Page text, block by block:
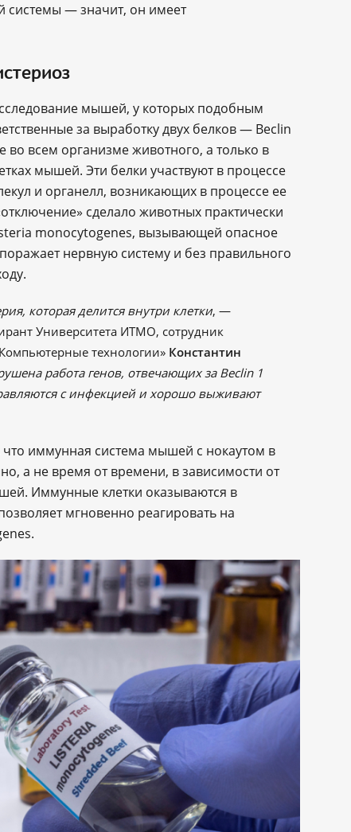
системы — значит, он имеет
мышей, у которых подобным
за выработку двух белков — Beclin
всем организме животного, а только в
мышей. Эти белки участвуют в процессе
и органелл, возникающих в процессе ее
сделало животных практически
monocytogenes, вызывающей опасное
нервную систему и без правильного
которая делится внутри клетки, —
Университета ИТМО, сотрудник
технологии» Константин
работа генов, отвечающих за Beclin 1
с инфекцией и хорошо выживают
что иммунная система мышей с нокаутом в
а не время от времени, в зависимости от
Иммунные клетки оказываются в
мгновенно реагировать на